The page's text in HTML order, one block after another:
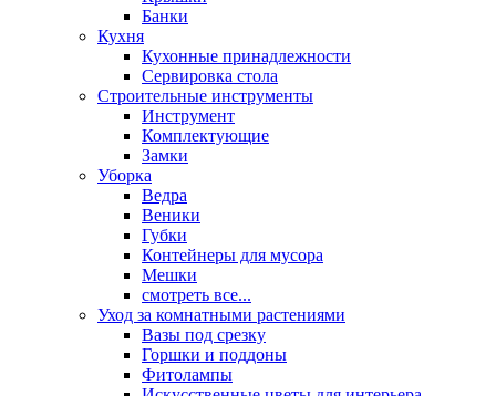
Банки
Кухня
Кухонные принадлежности
Сервировка стола
Строительные инструменты
Инструмент
Комплектующие
Замки
Уборка
Ведра
Веники
Губки
Контейнеры для мусора
Мешки
смотреть все...
Уход за комнатными растениями
Вазы под срезку
Горшки и поддоны
Фитолампы